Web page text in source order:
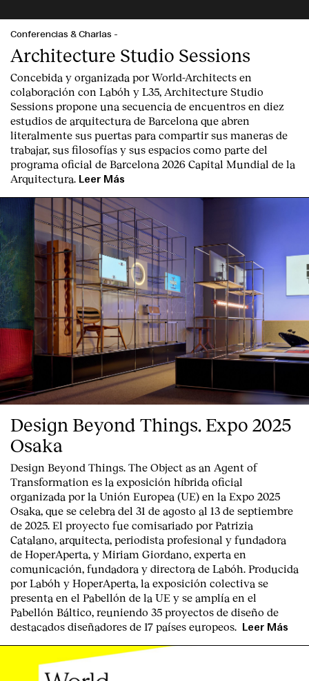
Index
Conferencias & Charlas -
Architecture Studio Sessions
Concebida y organizada por World-Architects en
colaboración con Labóh y L35, Architecture Studio
Sessions propone una secuencia de encuentros en diez
estudios de arquitectura de Barcelona que abren
literalmente sus puertas para compartir sus maneras de
trabajar, sus filosofías y sus espacios como parte del
programa oficial de Barcelona 2026 Capital Mundial de la
Arquitectura. Leer Más
Design Beyond Things. Expo 2025
Osaka
Design Beyond Things. The Object as an Agent of
Transformation es la exposición híbrida oficial
organizada por la Unión Europea (UE) en la Expo 2025
Osaka , que se celebra del 31 de agosto al 13 de septiembre
de 2025 . El proyecto fue comisariado porPatrizia
Catalano , arquitecta, periodista profesional y fundadora
de HoperAperta, y Miriam Giordano , experta en
comunicación, fundadora y directora de Labóh. Producida
porLabóh y HoperAperta, la exposición colectiva se
presenta en el Pabellón de la UE y se amplía en el
Pabellón Báltico , reuniendo 35 proyectos de diseño de
destacados diseñadores de 17 países europeos Leer Más